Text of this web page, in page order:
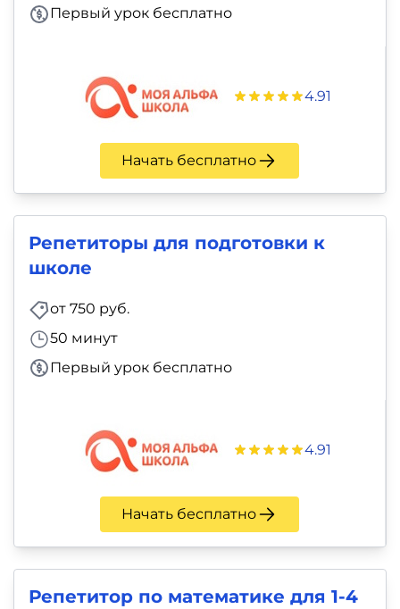
Первый урок бесплатно
4.91
Начать бесплатно
Репетиторы для подготовки к
школе
от 750 руб.
50 минут
Первый урок бесплатно
4.91
Начать бесплатно
Репетитор по математике для 1-4